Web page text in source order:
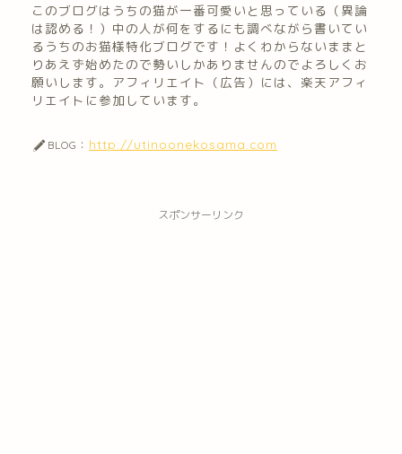
このブログはうちの猫が一番可愛いと思っている（異論
は認める！）中の人が何をするにも調べながら書いてい
るうちのお猫様特化ブログです！よくわからないままと
りあえず始めたので勢いしかありませんのでよろしくお
願いします。アフィリエイト（広告）には、楽天アフィ
リエイトに参加しています。
BLOG： http://utinoonekosama.com
スポンサーリンク